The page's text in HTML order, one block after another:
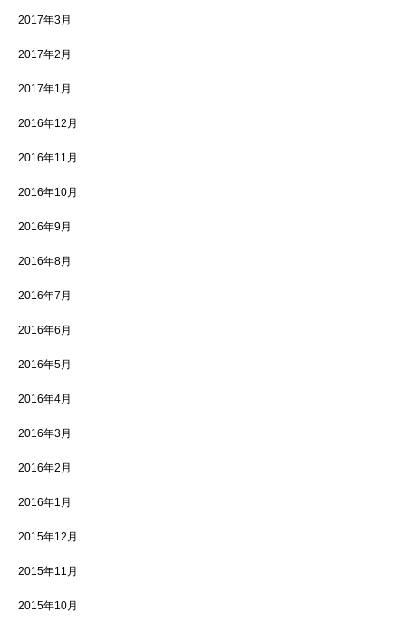
2017年3月
2017年2月
2017年1月
2016年12月
2016年11月
2016年10月
2016年9月
2016年8月
2016年7月
2016年6月
2016年5月
2016年4月
2016年3月
2016年2月
2016年1月
2015年12月
2015年11月
2015年10月